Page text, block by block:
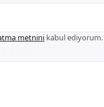
metnini kabul ediyorum.